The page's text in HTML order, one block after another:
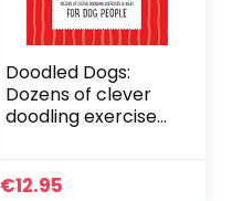
Doodled Dogs:
Dozens of clever
doodling exercises
€12.95